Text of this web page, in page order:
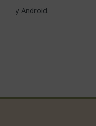
y Android.